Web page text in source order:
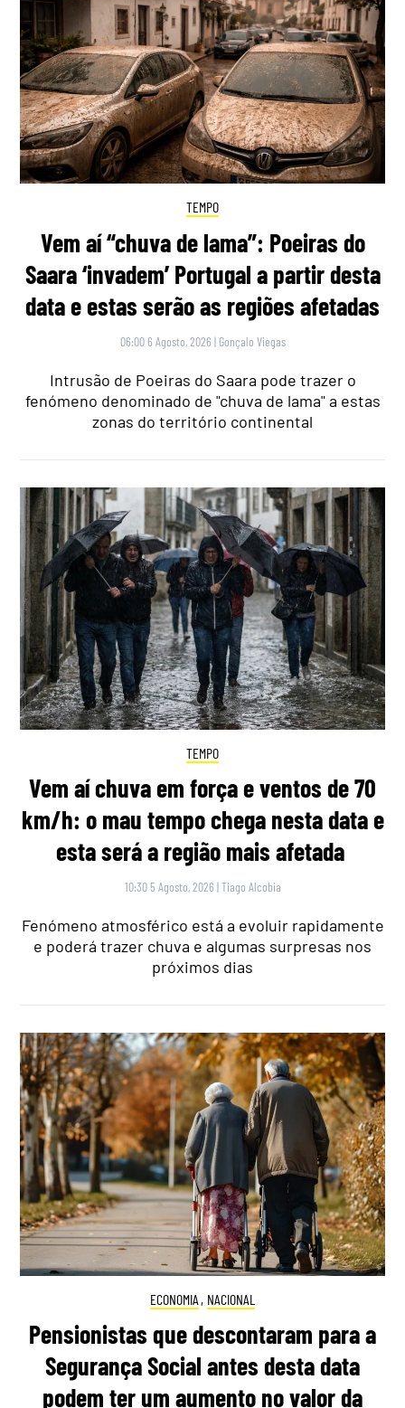
TEMPO
Vem aí “chuva de lama”: Poeiras do
Saara ‘invadem’ Portugal a partir desta
data e estas serão as regiões afetadas
06:00 6 Agosto, 2026 | Gonçalo Viegas
Intrusão de Poeiras do Saara pode trazer o
fenómeno denominado de "chuva de lama" a estas
zonas do território continental
TEMPO
Vem aí chuva em força e ventos de 70
km/h: o mau tempo chega nesta data e
esta será a região mais afetada
10:30 5 Agosto, 2026 |Tiago Alcobia
Fenómeno atmosférico está a evoluir rapidamente
e poderá trazer chuva e algumas surpresas nos
próximos dias
ECONOMIA , NACIONAL
Pensionistas que descontaram para a
Segurança Social antes desta data
podem ter um aumento no valor da